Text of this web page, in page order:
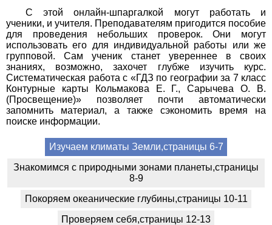
С этой онлайн-шпаргалкой могут работать и
ученики, и учителя. Преподавателям пригодится пособие
для проведения небольших проверок. Они могут
использовать его для индивидуальной работы или же
групповой. Сам ученик станет увереннее в своих
знаниях, возможно, захочет глубже изучить курс.
Систематическая работа с «ГДЗ по географии за 7 класс
Контурные карты Кольмакова Е. Г., Сарычева О. В.
(Просвещение)» позволяет почти автоматически
запомнить материал, а также сэкономить время на
поиске информации.
Изучаем климаты Земли,страницы 6-7
Знакомимся с природными зонами планеты,страницы
8-9
Покоряем океанические глубины,страницы 10-11
Проверяем себя,страницы 12-13